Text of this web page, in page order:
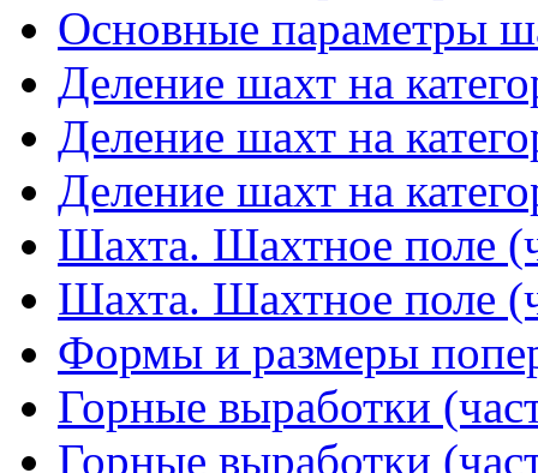
Основные параметры
Деление шахт на
Деление шахт на
Деление шахт на
Шахта. Шахтное поле
Шахта. Шахтное поле
Формы и размеры
Горные выработки
Горные выработки